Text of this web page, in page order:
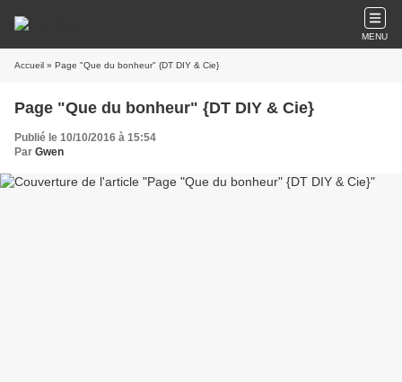
MENU
Accueil » Page "Que du bonheur" {DT DIY & Cie}
Page "Que du bonheur" {DT DIY & Cie}
Publié le 10/10/2016 à 15:54
Par Gwen